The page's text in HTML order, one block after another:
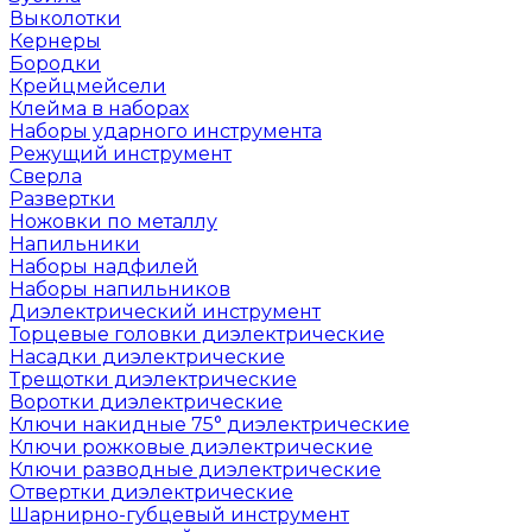
Выколотки
Кернеры
Бородки
Крейцмейсели
Клейма в наборах
Наборы ударного инструмента
Режущий инструмент
Сверла
Развертки
Ножовки по металлу
Напильники
Наборы надфилей
Наборы напильников
Диэлектрический инструмент
Торцевые головки диэлектрические
Насадки диэлектрические
Трещотки диэлектрические
Воротки диэлектрические
Ключи накидные 75° диэлектрические
Ключи рожковые диэлектрические
Ключи разводные диэлектрические
Отвертки диэлектрические
Шарнирно-губцевый инструмент